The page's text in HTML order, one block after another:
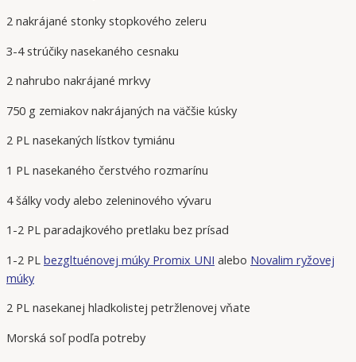
2 nakrájané stonky stopkového zeleru
3-4 strúčiky nasekaného cesnaku
2 nahrubo nakrájané mrkvy
750 g zemiakov nakrájaných na väčšie kúsky
2 PL nasekaných lístkov tymiánu
1 PL nasekaného čerstvého rozmarínu
4 šálky vody alebo zeleninového vývaru
1-2 PL paradajkového pretlaku bez prísad
1-2 PL bezgltuénovej múky Promix UNI alebo Novalim ryžovej
múky
2 PL nasekanej hladkolistej petržlenovej vňate
Morská soľ podľa potreby